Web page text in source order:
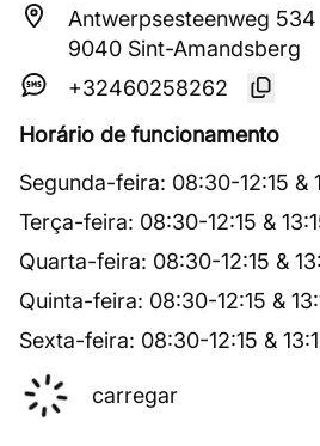
Antwerpsesteenweg 534
9040 Sint-Amandsberg
+32460258262
Horário de funcionamento
Segunda-feira: 08:30-12:15 &
Terça-feira: 08:30-12:15 &
Quarta-feira: 08:30-12:15 &
Quinta-feira: 08:30-12:15 &
Sexta-feira: 08:30-12:15 &
carregar